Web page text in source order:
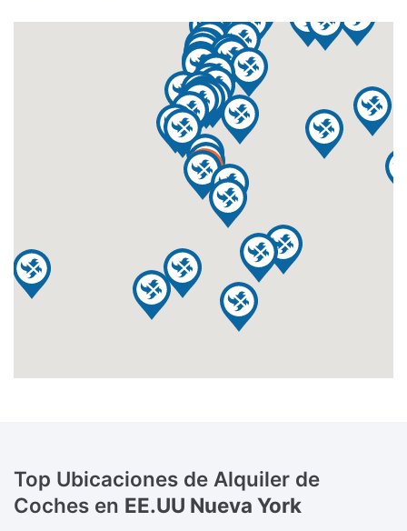
Top Ubicaciones de Alquiler de
Coches en EE.UU Nueva York